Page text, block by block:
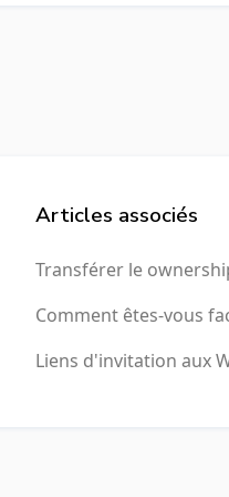
Articles associés
Transférer le
Comment êtes-vous
Liens d'invitation aux